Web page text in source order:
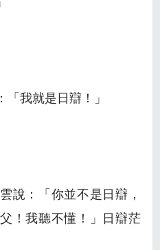
「我就是日辯！」
說：「你並不是日辯，
！我聽不懂！」日辯茫